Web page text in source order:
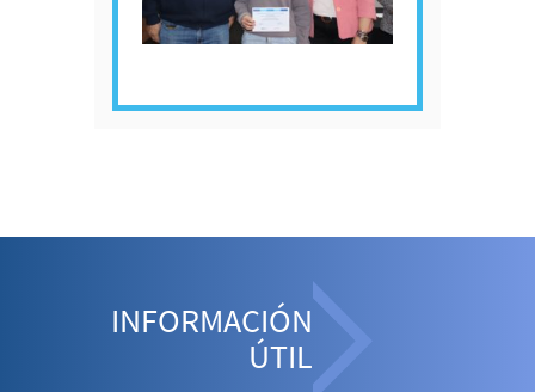
INFORMACIÓN
ÚTIL